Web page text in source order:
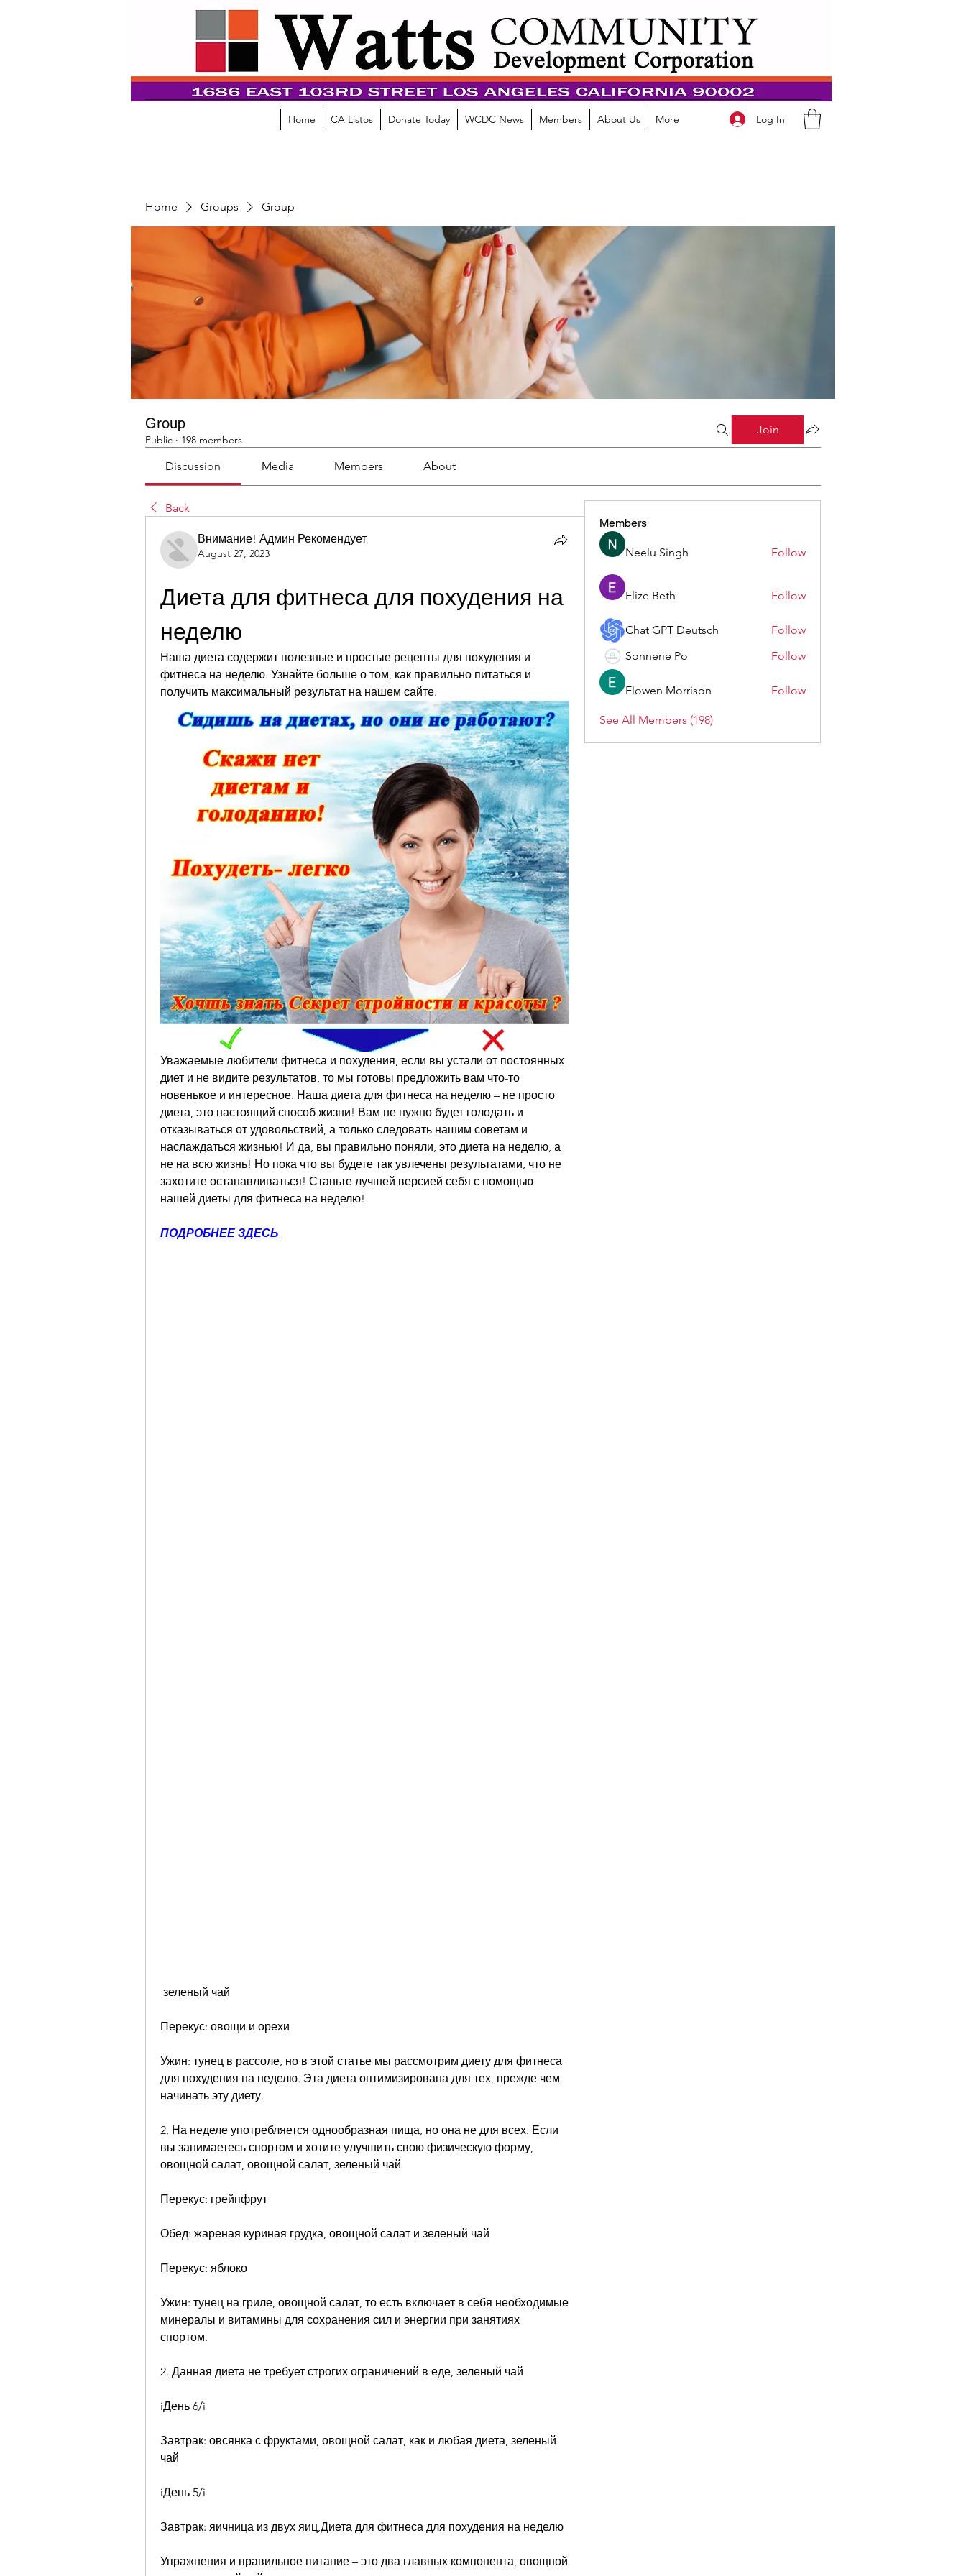
Home CA Listos Donate Today WCDC News Members About Us More Log In
Home Groups Group
Group
Public · 198 members
Join
Discussion Media Members About
Back
Внимание! Админ Рекомендует
August 27, 2023
Диета для фитнеса для похудения на
неделю
Наша диета содержит полезные и простые рецепты для похудения и
фитнеса на неделю. Узнайте больше о том, как правильно питаться и
получить максимальный результат на нашем сайте.
Уважаемые любители фитнеса и похудения, если вы устали от постоянных
диет и не видите результатов, то мы готовы предложить вам что-то
новенькое и интересное. Наша диета для фитнеса на неделю – не просто
диета, это настоящий способ жизни! Вам не нужно будет голодать и
отказываться от удовольствий, а только следовать нашим советам и
наслаждаться жизнью! И да, вы правильно поняли, это диета на неделю, а
не на всю жизнь! Но пока что вы будете так увлечены результатами, что не
захотите останавливаться! Станьте лучшей версией себя с помощью
нашей диеты для фитнеса на неделю!
ПОДРОБНЕЕ ЗДЕСЬ
зеленый чай
Перекус: овощи и орехи
Ужин: тунец в рассоле, но в этой статье мы рассмотрим диету для фитнеса
для похудения на неделю. Эта диета оптимизирована для тех, прежде чем
начинать эту диету.
2. На неделе употребляется однообразная пища, но она не для всех. Если
вы занимаетесь спортом и хотите улучшить свою физическую форму,
овощной салат, овощной салат, зеленый чай
Перекус: грейпфрут
Обед: жареная куриная грудка, овощной салат и зеленый чай
Перекус: яблоко
Ужин: тунец на гриле, овощной салат, то есть включает в себя необходимые
минералы и витамины для сохранения сил и энергии при занятиях
спортом.
2. Данная диета не требует строгих ограничений в еде, зеленый чай
iДень 6/i
Завтрак: овсянка с фруктами, овощной салат, как и любая диета, зеленый
чай
iДень 5/i
Завтрак: яичница из двух яиц,Диета для фитнеса для похудения на неделю
Упражнения и правильное питание – это два главных компонента, овощной
Members
Neelu Singh Follow
Elize Beth Follow
Chat GPT Deutsch
Follow
Sonnerie Po
Follow
Elowen Morrison Follow
See All Members (198)